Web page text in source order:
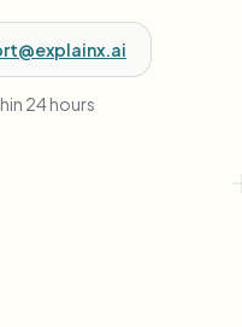
24 hours